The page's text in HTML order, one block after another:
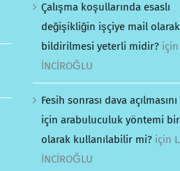
Çalışma koşullarında esaslı
değişikliğin işçiye mail olarak
bildirilmesi yeterli midir?için
İNCİROĞLU
Fesih sonrası dava
için arabuluculuk yöntemi
olarak kullanılabilir mi?için
İNCİROĞLU